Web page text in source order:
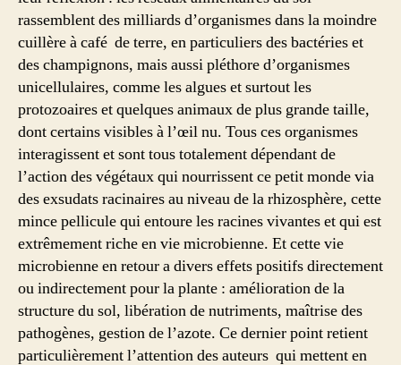
rassemblent des milliards d’organismes dans la moindre
cuillère à café de terre, en particuliers des bactéries et
des champignons, mais aussi pléthore d’organismes
unicellulaires, comme les algues et surtout les
protozoaires et quelques animaux de plus grande taille,
dont certains visibles à l’œil nu. Tous ces organismes
interagissent et sont tous totalement dépendant de
l’action des végétaux qui nourrissent ce petit monde via
des exsudats racinaires au niveau de la rhizosphère, cette
mince pellicule qui entoure les racines vivantes et qui est
extrêmement riche en vie microbienne. Et cette vie
microbienne en retour a divers effets positifs directement
ou indirectement pour la plante : amélioration de la
structure du sol, libération de nutriments, maîtrise des
pathogènes, gestion de l’azote. Ce dernier point retient
particulièrement l’attention des auteurs qui mettent en